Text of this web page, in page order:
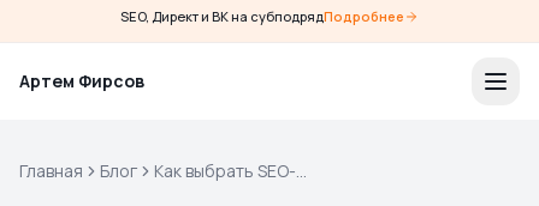
SEO, Директ и ВК на субподрядПодробнее
Артем Фирсов
Главная Блог
Как выбрать SEO-